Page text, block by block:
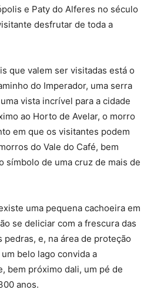
e Paty do Alferes no século
desfrutar de toda a
que valem ser visitadas está o
do Imperador, uma serra
vista incrível para a cidade
ao Horto de Avelar, o morro
em que os visitantes podem
do Vale do Café, bem
símbolo de uma cruz de mais de
uma pequena cachoeira em
se deliciar com a frescura das
e, na área de proteção
belo lago convida a
bem próximo dali, um pé de
anos.